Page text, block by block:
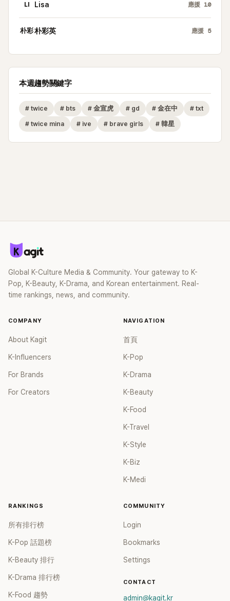
LI Lisa 應援 10
朴彩朴彩英 應援 5
本週趨勢關鍵字
# twice # bts # 金宣虎 # gd # 金在中 # txt
# twice mina # ive # brave girls # 韓星
Global K-Culture Media & Community. Your gateway to K-
Pop, K-Beauty, K-Drama, and Korean entertainment. Real-
time rankings, news, and community.
COMPANY
About Kagit
K-Influencers
For Brands
For Creators
NAVIGATION
首頁
K-Pop
K-Drama
K-Beauty
K-Food
K-Travel
K-Style
K-Biz
K-Medi
RANKINGS
所有排行榜
K-Pop 話題榜
K-Beauty 排行
K-Drama 排行榜
K-Food 趨勢
COMMUNITY
Login
Bookmarks
Settings
CONTACT
admin@kagit.kr